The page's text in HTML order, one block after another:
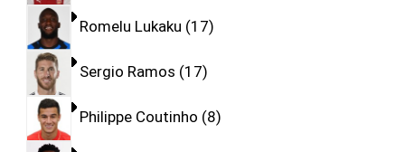
Romelu Lukaku 17
Sergio Ramos 17
Philippe Coutinho 8